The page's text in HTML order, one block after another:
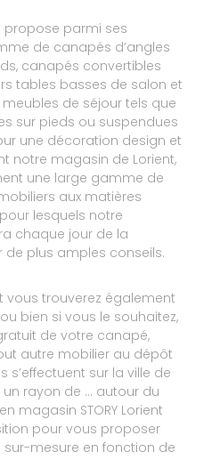
propose parmi ses
de canapés d’angles
canapés convertibles
tables basses de salon et
de séjour tels que
sur pieds ou suspendues
une décoration design et
notre magasin de Lorient,
une large gamme de
aux matières
lesquels notre
chaque jour de la
de plus amples conseils.
vous trouverez également
bien si vous le souhaitez,
de votre canapé,
autre mobilier au dépôt
s’effectuent sur la ville de
rayon de … autour du
magasin STORY Lorient
pour vous proposer
mesure en fonction de